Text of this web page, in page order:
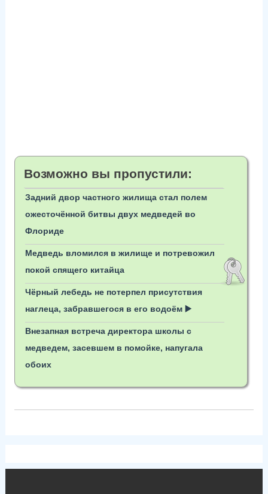
Возможно вы пропустили:
Задний двор частного жилища стал полем
ожесточённой битвы двух медведей во
Флориде
Медведь вломился в жилище и потревожил
покой спящего китайца
Чёрный лебедь не потерпел присутствия
наглеца, забравшегося в его водоём ▶️
Внезапная встреча директора школы с
медведем, засевшем в помойке, напугала
обоих